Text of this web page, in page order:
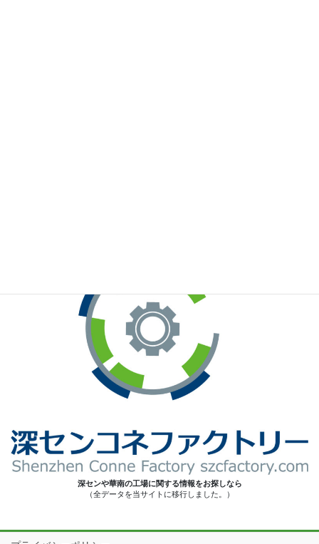
深センや華南の工場に関する情報をお探しなら
（全データを当サイトに移行しました。）